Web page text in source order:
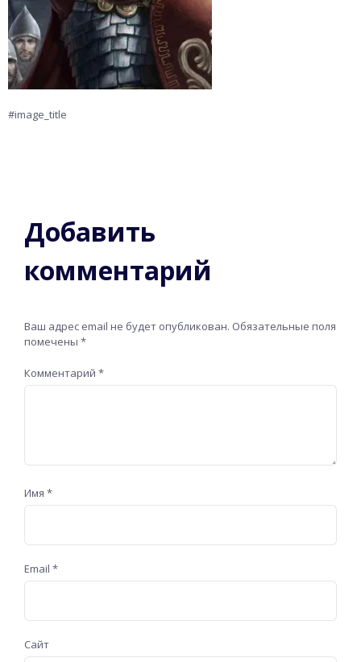
#image_title
Добавить
комментарий
Ваш адрес email не будет опубликован. Обязательные поля
помечены *
Комментарий *
Имя *
Email *
Сайт